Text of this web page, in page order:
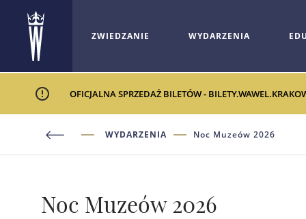
ZWIEDZANIE WYDARZENIA
OFICJALNA SPRZEDAŻ BILETÓW -
WYDARZENIA Noc Muzeów 2026
Noc Muzeów 2026